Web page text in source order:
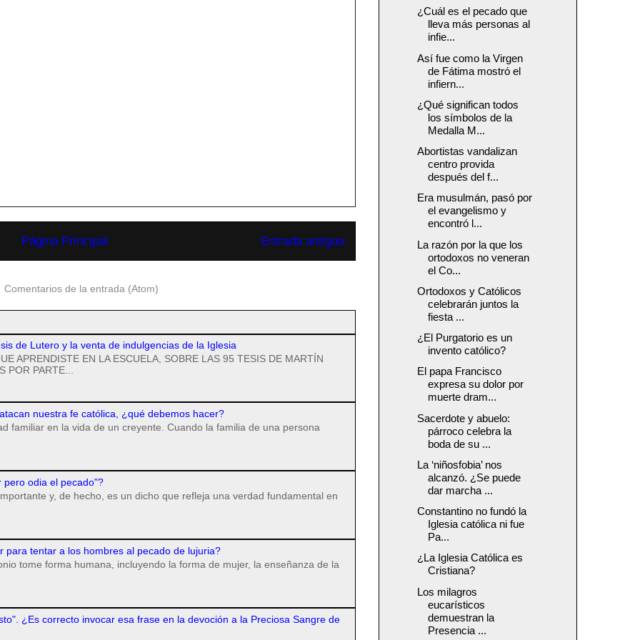
Entrada antigua
Página Principal
Comentarios de la entrada (Atom)
de Lutero y la venta de indulgencias de la Iglesia
APRENDISTE EN LA ESCUELA, SOBRE LAS 95 TESIS DE MARTÍN
POR PARTE...
nuestra fe católica, ¿qué debemos hacer?
familiar en la vida de un creyente. Cuando la familia de una persona
pero odia el pecado"?
y, de hecho, es un dicho que refleja una verdad fundamental en
tentar a los hombres al pecado de lujuria?
tome forma humana, incluyendo la forma de mujer, la enseñanza de la
¿Es correcto invocar esa frase en la devoción a la Preciosa Sangre de
¿Cuál es el pecado que
lleva más personas al
infie...
Así fue como la Virgen
de Fátima mostró el
infiern...
¿Qué significan todos
los símbolos de la
Medalla M...
Abortistas vandalizan
centro provida
después del f...
Era musulmán, pasó por
el evangelismo y
encontró l...
La razón por la que los
ortodoxos no veneran
el Co...
Ortodoxos y Católicos
celebrarán juntos la
fiesta ...
¿El Purgatorio es un
invento católico?
El papa Francisco
expresa su dolor por
muerte dram...
Sacerdote y abuelo:
párroco celebra la
boda de su ...
La ‘niñosfobia’ nos
alcanzó. ¿Se puede
dar marcha ...
Constantino no fundó la
Iglesia católica ni fue
Pa...
¿La Iglesia Católica es
Cristiana?
Los milagros
eucarísticos
demuestran la
Presencia ...